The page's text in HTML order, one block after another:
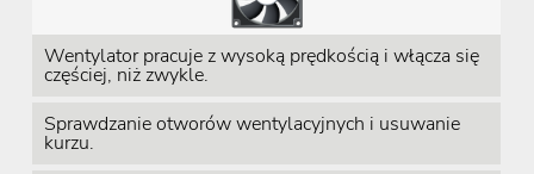
Wentylator pracuje z wysoką prędkością i włącza się
częściej, niż zwykle.
Sprawdzanie otworów wentylacyjnych i usuwanie
kurzu.